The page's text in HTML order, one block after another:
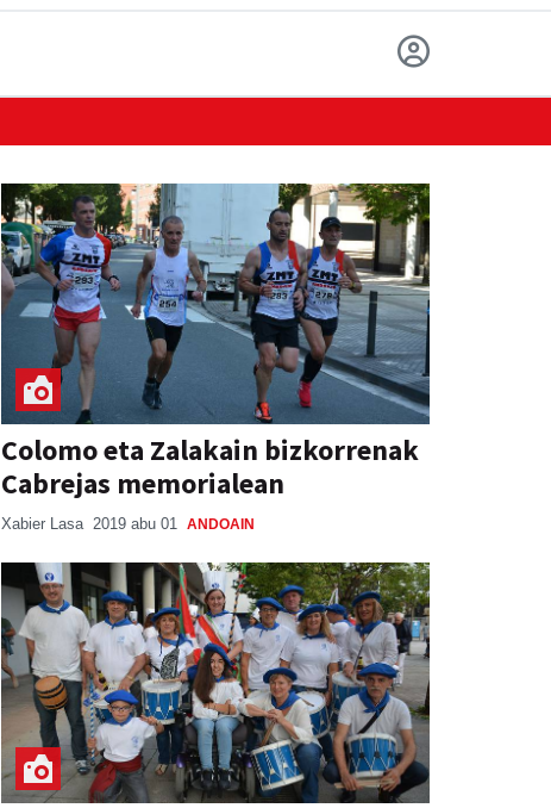
Colomo eta Zalakain bizkorrenak
Cabrejas memorialean
Xabier Lasa 2019 abu 01 ANDOAIN